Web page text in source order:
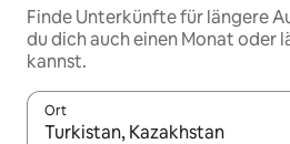
Finde Unterkünfte für längere
du dich auch einen Monat oder
kannst.
Ort
Wenn Ergebnisse verfügbar